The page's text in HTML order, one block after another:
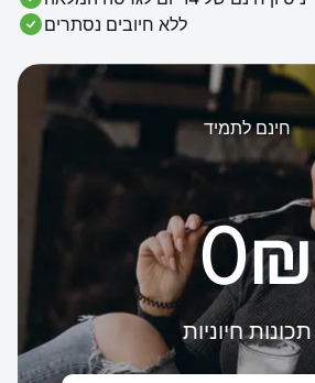
ללא חיובים נסתרים
חינם לתמיד
‏0 ‏₪
תכונות חיוניות